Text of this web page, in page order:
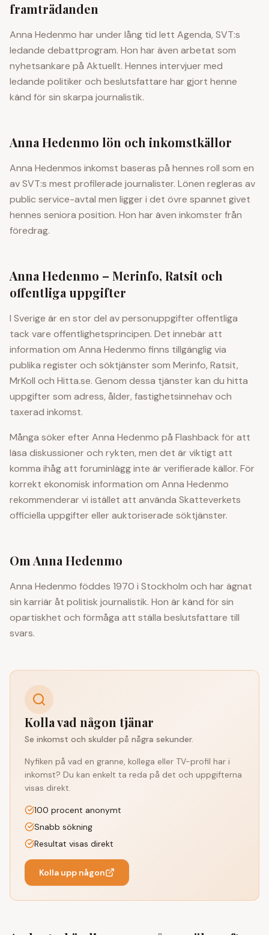
framträdanden
Anna Hedenmo har under lång tid lett Agenda, SVT:s
ledande debattprogram. Hon har även arbetat som
nyhetsankare på Aktuellt. Hennes intervjuer med
ledande politiker och beslutsfattare har gjort henne
känd för sin skarpa journalistik.
Anna Hedenmo lön och inkomstkällor
Anna Hedenmos inkomst baseras på hennes roll som en
av SVT:s mest profilerade journalister. Lönen regleras av
public service-avtal men ligger i det övre spannet givet
hennes seniora position. Hon har även inkomster från
föredrag.
Anna Hedenmo – Merinfo, Ratsit och
offentliga uppgifter
I Sverige är en stor del av personuppgifter offentliga
tack vare offentlighetsprincipen. Det innebär att
information om Anna Hedenmo finns tillgänglig via
publika register och söktjänster som Merinfo, Ratsit,
MrKoll och Hitta.se. Genom dessa tjänster kan du hitta
uppgifter som adress, ålder, fastighetsinnehav och
taxerad inkomst.
Många söker efter Anna Hedenmo på Flashback för att
läsa diskussioner och rykten, men det är viktigt att
komma ihåg att foruminlägg inte är verifierade källor. För
korrekt ekonomisk information om Anna Hedenmo
rekommenderar vi istället att använda Skatteverkets
officiella uppgifter eller auktoriserade söktjänster.
Om Anna Hedenmo
Anna Hedenmo föddes 1970 i Stockholm och har ägnat
sin karriär åt politisk journalistik. Hon är känd för sin
opartiskhet och förmåga att ställa beslutsfattare till
svars.
Kolla vad någon tjänar
Se inkomst och skulder på några sekunder.
Nyfiken på vad en granne, kollega eller TV-profil har i
inkomst? Du kan enkelt ta reda på det och uppgifterna
visas direkt.
100 procent anonymt
Snabb sökning
Resultat visas direkt
Kolla upp någon